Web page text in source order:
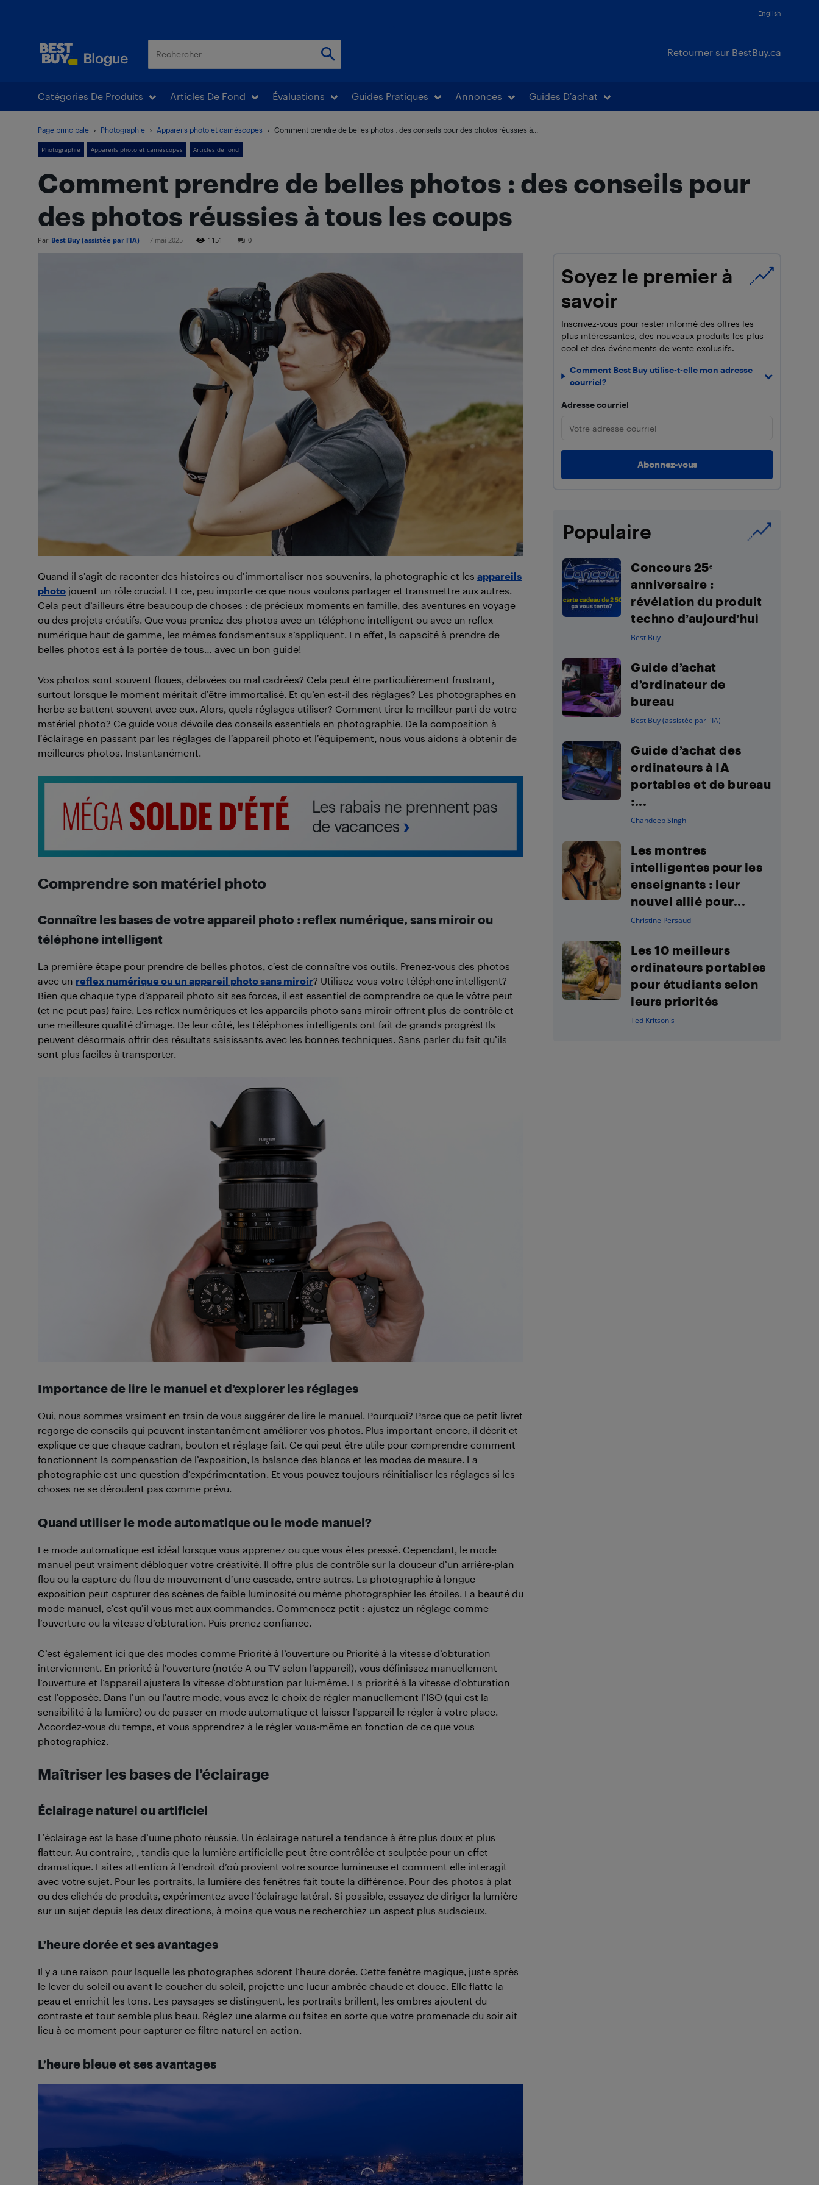
English
Retourner sur BestBuy.ca
Catégories De Produits Articles De Fond Évaluations Guides Pratiques Annonces Guides D’achat
Page principale Photographie Appareils photo et caméscopes Comment prendre de belles photos : des conseils pour des photos réussies à...
Photographie Appareils photo et caméscopes Articles de fond
Comment prendre de belles photos : des conseils pour
des photos réussies à tous les coups
Par Best Buy (assistée par l'IA) - 7 mai 2025 1151 0
Quand il s’agit de raconter des histoires ou d’immortaliser nos souvenirs, la photographie et les appareils
photo jouent un rôle crucial. Et ce, peu importe ce que nous voulons partager et transmettre aux autres.
Cela peut d’ailleurs être beaucoup de choses : de précieux moments en famille, des aventures en voyage
ou des projets créatifs. Que vous preniez des photos avec un téléphone intelligent ou avec un reflex
numérique haut de gamme, les mêmes fondamentaux s’appliquent. En effet, la capacité à prendre de
belles photos est à la portée de tous… avec un bon guide!
Vos photos sont souvent floues, délavées ou mal cadrées? Cela peut être particulièrement frustrant,
surtout lorsque le moment méritait d’être immortalisé. Et qu’en est-il des réglages? Les photographes en
herbe se battent souvent avec eux. Alors, quels réglages utiliser? Comment tirer le meilleur parti de votre
matériel photo? Ce guide vous dévoile des conseils essentiels en photographie. De la composition à
l’éclairage en passant par les réglages de l’appareil photo et l’équipement, nous vous aidons à obtenir de
meilleures photos. Instantanément.
Comprendre son matériel photo
Connaître les bases de votre appareil photo : reflex numérique, sans miroir ou
téléphone intelligent
La première étape pour prendre de belles photos, c’est de connaître vos outils. Prenez-vous des photos
avec un reflex numérique ou un appareil photo sans miroir? Utilisez-vous votre téléphone intelligent?
Bien que chaque type d’appareil photo ait ses forces, il est essentiel de comprendre ce que le vôtre peut
(et ne peut pas) faire. Les reflex numériques et les appareils photo sans miroir offrent plus de contrôle et
une meilleure qualité d’image. De leur côté, les téléphones intelligents ont fait de grands progrès! Ils
peuvent désormais offrir des résultats saisissants avec les bonnes techniques. Sans parler du fait qu’ils
sont plus faciles à transporter.
Importance de lire le manuel et d’explorer les réglages
Oui, nous sommes vraiment en train de vous suggérer de lire le manuel. Pourquoi? Parce que ce petit livret
regorge de conseils qui peuvent instantanément améliorer vos photos. Plus important encore, il décrit et
explique ce que chaque cadran, bouton et réglage fait. Ce qui peut être utile pour comprendre comment
fonctionnent la compensation de l’exposition, la balance des blancs et les modes de mesure. La
photographie est une question d’expérimentation. Et vous pouvez toujours réinitialiser les réglages si les
choses ne se déroulent pas comme prévu.
Quand utiliser le mode automatique ou le mode manuel?
Le mode automatique est idéal lorsque vous apprenez ou que vous êtes pressé. Cependant, le mode
manuel peut vraiment débloquer votre créativité. Il offre plus de contrôle sur la douceur d’un arrière-plan
flou ou la capture du flou de mouvement d’une cascade, entre autres. La photographie à longue
exposition peut capturer des scènes de faible luminosité ou même photographier les étoiles. La beauté du
mode manuel, c’est qu’il vous met aux commandes. Commencez petit : ajustez un réglage comme
l’ouverture ou la vitesse d’obturation. Puis prenez confiance.
C’est également ici que des modes comme Priorité à l’ouverture ou Priorité à la vitesse d’obturation
interviennent. En priorité à l’ouverture (notée A ou TV selon l’appareil), vous définissez manuellement
l’ouverture et l’appareil ajustera la vitesse d’obturation par lui-même. La priorité à la vitesse d’obturation
est l’opposée. Dans l’un ou l’autre mode, vous avez le choix de régler manuellement l’ISO (qui est la
sensibilité à la lumière) ou de passer en mode automatique et laisser l’appareil le régler à votre place.
Accordez-vous du temps, et vous apprendrez à le régler vous-même en fonction de ce que vous
photographiez.
Maîtriser les bases de l’éclairage
Éclairage naturel ou artificiel
L’éclairage est la base d’uune photo réussie. Un éclairage naturel a tendance à être plus doux et plus
flatteur. Au contraire, , tandis que la lumière artificielle peut être contrôlée et sculptée pour un effet
dramatique. Faites attention à l’endroit d’où provient votre source lumineuse et comment elle interagit
avec votre sujet. Pour les portraits, la lumière des fenêtres fait toute la différence. Pour des photos à plat
ou des clichés de produits, expérimentez avec l’éclairage latéral. Si possible, essayez de diriger la lumière
sur un sujet depuis les deux directions, à moins que vous ne recherchiez un aspect plus audacieux.
L’heure dorée et ses avantages
Il y a une raison pour laquelle les photographes adorent l’heure dorée. Cette fenêtre magique, juste après
le lever du soleil ou avant le coucher du soleil, projette une lueur ambrée chaude et douce. Elle flatte la
peau et enrichit les tons. Les paysages se distinguent, les portraits brillent, les ombres ajoutent du
contraste et tout semble plus beau. Réglez une alarme ou faites en sorte que votre promenade du soir ait
lieu à ce moment pour capturer ce filtre naturel en action.
L’heure bleue et ses avantages
Soyez le premier à
savoir
Inscrivez-vous pour rester informé des offres les
plus intéressantes, des nouveaux produits les plus
cool et des événements de vente exclusifs.
Comment Best Buy utilise-t-elle mon adresse
courriel?
Adresse courriel
Populaire
Concours 25ᵉ
anniversaire :
révélation du produit
techno d’aujourd’hui
Best Buy
Guide d’achat
d’ordinateur de
bureau
Best Buy (assistée par l'IA)
Guide d’achat des
ordinateurs à IA
portables et de bureau
:...
Chandeep Singh
Les montres
intelligentes pour les
enseignants : leur
nouvel allié pour...
Christine Persaud
Les 10 meilleurs
ordinateurs portables
pour étudiants selon
leurs priorités
Ted Kritsonis